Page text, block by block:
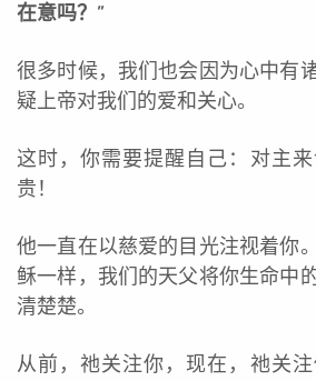
在意吗？ ”
很多时候，我们也会因为心中有
疑上帝对我们的爱和关心。
这时，你需要提醒自己：对主
贵！
他一直在以慈爱的目光注视着你
稣一样，我们的天父将你生命中
清楚楚。
从前，祂关注你，现在，祂关